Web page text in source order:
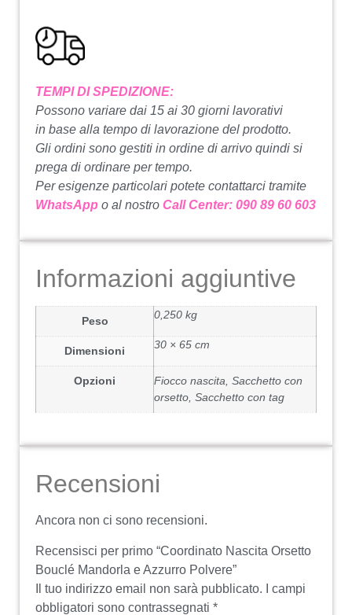
TEMPI DI SPEDIZIONE:
Possono variare dai 15 ai 30 giorni lavorativi
in base alla tempo di lavorazione del prodotto.
Gli ordini sono gestiti in ordine di arrivo quindi si
prega di ordinare per tempo.
Per esigenze particolari potete contattarci tramite
WhatsApp o al nostro Call Center: 090 89 60 603
Informazioni aggiuntive
Peso 0,250 kg
Dimensioni 30 × 65 cm
Opzioni
Fiocco nascita, Sacchetto con
orsetto, Sacchetto con tag
Recensioni
Ancora non ci sono recensioni.
Recensisci per primo “Coordinato Nascita Orsetto
Bouclé Mandorla e Azzurro Polvere”
Il tuo indirizzo email non sarà pubblicato.
I campi
obbligatori sono contrassegnati *